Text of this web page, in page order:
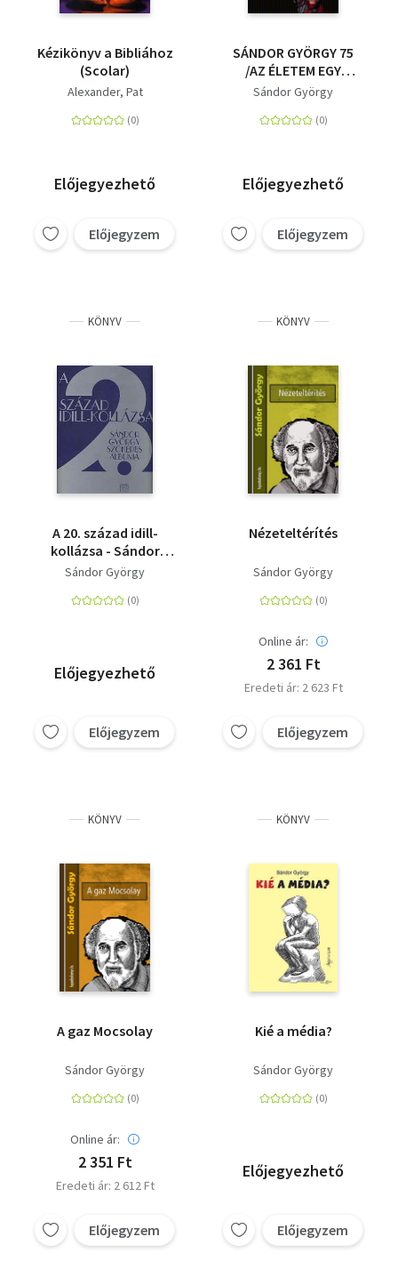
Kézikönyv a Bibliához
(Scolar)
Alexander, Pat
Előjegyezhető
Előjegyzem
SÁNDOR GYÖRGY 75
/AZ ÉLETEM EGY
CSUKOTT KÖNYV +
Sándor György
Előjegyezhető
Előjegyzem
KÖNYV
A 20. század idill-
kollázsa - Sándor
György szóképes
Sándor György
Előjegyezhető
Előjegyzem
KÖNYV
Nézeteltérítés
Sándor György
Online ár:
2 361 Ft
Eredeti ár: 2 623 Ft
Előjegyzem
KÖNYV
A gaz Mocsolay
Sándor György
Online ár:
2 351 Ft
Eredeti ár: 2 612 Ft
Előjegyzem
KÖNYV
Kié a média?
Sándor György
Előjegyezhető
Előjegyzem